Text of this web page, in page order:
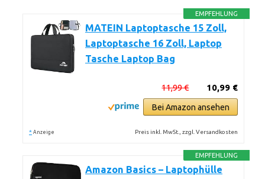
EMPFEHLUNG
MATEIN Laptoptasche 15 Zoll,
Laptoptasche 16 Zoll, Laptop
Tasche Laptop Bag
10,99 €
11,99 €
Bei Amazon ansehen
* Anzeige Preis inkl. MwSt., zzgl. Versandkosten
EMPFEHLUNG
Amazon Basics – Laptophülle